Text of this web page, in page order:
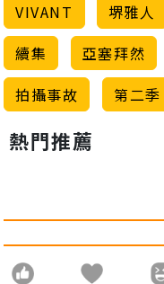
VIVANT 堺雅人
續集
亞塞拜然
拍攝事故
第二季
熱門推薦